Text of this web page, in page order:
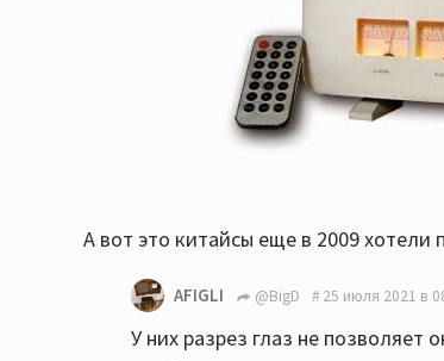
А вот это китайсы еще в 2009 хотели
AFIGLI @BigD 25 июля 2021 в
У них разрез глаз не позволяет